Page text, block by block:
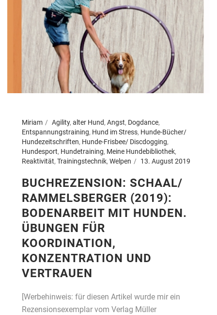
Miriam Agility, alter Hund, Angst, Dogdance,
Entspannungstraining, Hund im Stress, Hunde-Bücher/
Hundezeitschriften, Hunde-Frisbee/ Discdogging,
Hundesport, Hundetraining, Meine Hundebibliothek,
Reaktivität, Trainingstechnik, Welpen 13. August 2019
BUCHREZENSION: SCHAAL/
RAMMELSBERGER (2019):
BODENARBEIT MIT HUNDEN.
ÜBUNGEN FÜR
KOORDINATION,
KONZENTRATION UND
VERTRAUEN
[Werbehinweis: für diesen Artikel wurde mir ein
Rezensionsexemplar vom Verlag Müller